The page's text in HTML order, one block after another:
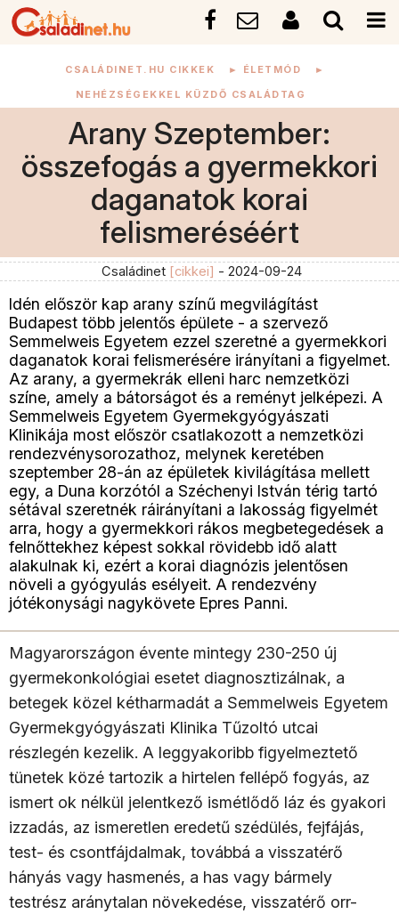
CSALÁDINET.HU CIKKEK ► ÉLETMÓD ►
NEHÉZSÉGEKKEL KÜZDŐ CSALÁDTAG
Arany Szeptember:
összefogás a gyermekkori
daganatok korai
felismeréséért
Családinet [cikkei] - 2024-09-24
Idén először kap arany színű megvilágítást
Budapest több jelentős épülete - a szervező
Semmelweis Egyetem ezzel szeretné a gyermekkori
daganatok korai felismerésére irányítani a figyelmet.
Az arany, a gyermekrák elleni harc nemzetközi
színe, amely a bátorságot és a reményt jelképezi. A
Semmelweis Egyetem Gyermekgyógyászati
Klinikája most először csatlakozott a nemzetközi
rendezvénysorozathoz, melynek keretében
szeptember 28-án az épületek kivilágítása mellett
egy, a Duna korzótól a Széchenyi István térig tartó
sétával szeretnék ráirányítani a lakosság figyelmét
arra, hogy a gyermekkori rákos megbetegedések a
felnőttekhez képest sokkal rövidebb idő alatt
alakulnak ki, ezért a korai diagnózis jelentősen
növeli a gyógyulás esélyeit. A rendezvény
jótékonysági nagykövete Epres Panni.
Magyarországon évente mintegy 230-250 új
gyermekonkológiai esetet diagnosztizálnak, a
betegek közel kétharmadát a Semmelweis Egyetem
Gyermekgyógyászati Klinika Tűzoltó utcai
részlegén kezelik. A leggyakoribb figyelmeztető
tünetek közé tartozik a hirtelen fellépő fogyás, az
ismert ok nélkül jelentkező ismétlődő láz és gyakori
izzadás, az ismeretlen eredetű szédülés, fejfájás,
test- és csontfájdalmak, továbbá a visszatérő
hányás vagy hasmenés, a has vagy bármely
testrész aránytalan növekedése, visszatérő orr-